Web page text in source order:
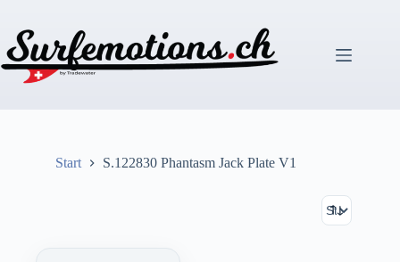
springen
Start S.122830 Phantasm Jack Plate V1